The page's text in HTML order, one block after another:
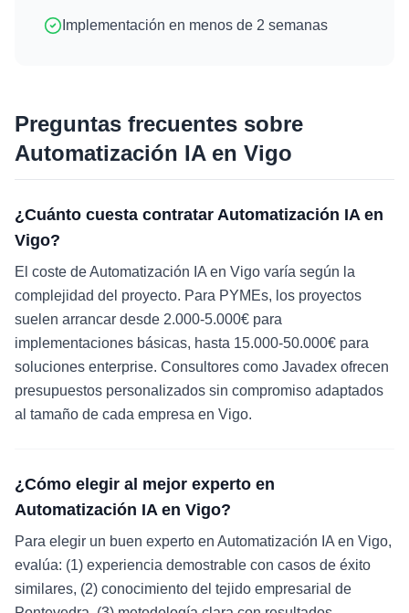
Implementación en menos de 2 semanas
Preguntas frecuentes sobre
Automatización IAen Vigo
¿Cuánto cuesta contratar Automatización IA en
Vigo?
El coste de Automatización IA en Vigo varía según la
complejidad del proyecto. Para PYMEs, los proyectos
suelen arrancar desde 2.000-5.000€ para
implementaciones básicas, hasta 15.000-50.000€ para
soluciones enterprise. Consultores como Javadex ofrecen
presupuestos personalizados sin compromiso adaptados
al tamaño de cada empresa en Vigo.
¿Cómo elegir al mejor experto en
Automatización IA en Vigo?
Para elegir un buen experto en Automatización IA en Vigo,
evalúa: (1) experiencia demostrable con casos de éxito
similares, (2) conocimiento del tejido empresarial de